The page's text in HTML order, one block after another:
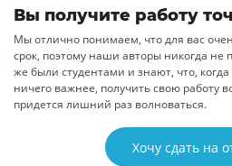
Вы получите работу
Мы отлично понимаем, что для вас
срок, поэтому наши авторы никогда не
же были студентами и знают, что,
ничего важнее, получить свою работу
придется лишний раз волноваться.
Хочу сдать на